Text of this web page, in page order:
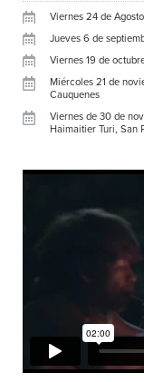
Viernes 24 de
Jueves 6 de
Viernes 19 de
Miércoles 21 de
Cauquenes
Viernes de 30 de
Haimaitier Turi, San